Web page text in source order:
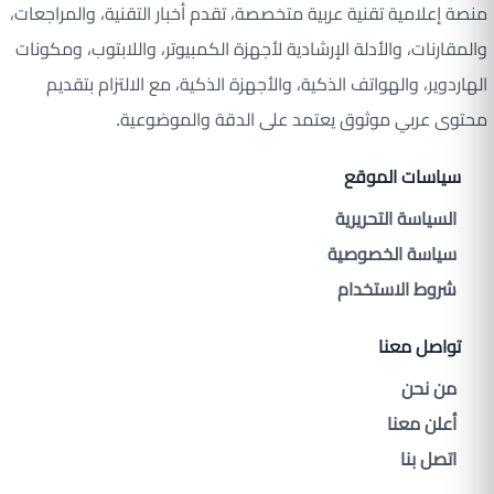
منصة إعلامية تقنية عربية متخصصة، تقدم أخبار التقنية، والمراجعات،
والمقارنات، والأدلة الإرشادية لأجهزة الكمبيوتر، واللابتوب، ومكونات
الهاردوير، والهواتف الذكية، والأجهزة الذكية، مع الالتزام بتقديم
محتوى عربي موثوق يعتمد على الدقة والموضوعية.
سياسات الموقع
السياسة التحريرية
سياسة الخصوصية
شروط الاستخدام
تواصل معنا
من نحن
أعلن معنا
اتصل بنا